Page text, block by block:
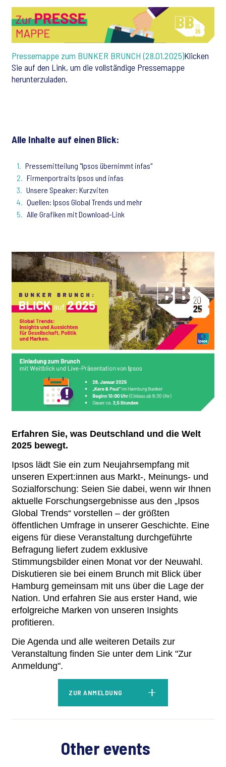
Pressemappe zum BUNKER BRUNCH (28.01.2025)Klicken
Sie auf den Link, um die vollständige Pressemappe
herunterzuladen.
Alle Inhalte auf einen Blick:
Pressemitteilung "Ipsos übernimmt infas"
Firmenportraits Ipsos und infas
Unsere Speaker: Kurzviten
Quellen: Ipsos Global Trends und mehr
Alle Grafiken mit Download-Link
Erfahren Sie, was Deutschland und die Welt
2025 bewegt.
Ipsos lädt Sie ein zum Neujahrsempfang mit
unseren Expert:innen aus Markt-, Meinungs- und
Sozialforschung: Seien Sie dabei, wenn wir Ihnen
aktuelle Forschungsergebnisse aus den „Ipsos
Global Trends“ vorstellen – der größten
öffentlichen Umfrage in unserer Geschichte. Eine
eigens für diese Veranstaltung durchgeführte
Befragung liefert zudem exklusive
Stimmungsbilder einen Monat vor der Neuwahl.
Diskutieren sie bei einem Brunch mit Blick über
Hamburg gemeinsam mit uns über die Lage der
Nation. Und erfahren Sie aus erster Hand, wie
erfolgreiche Marken von unseren Insights
profitieren.
Die Agenda und alle weiteren Details zur
Veranstaltung finden Sie unter dem Link "Zur
Anmeldung".
ZUR ANMELDUNG
Other events